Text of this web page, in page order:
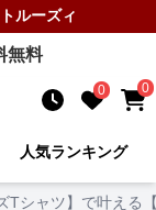
ルーズィ
無料
0 0
人気ランキング
Tシャツ】で叶える